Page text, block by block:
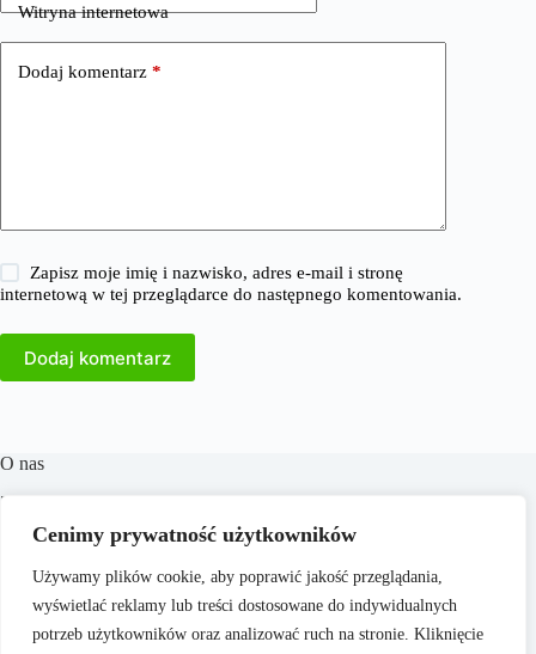
Cenimy prywatność użytkowników
Używamy plików cookie, aby poprawić jakość przeglądania,
wyświetlać reklamy lub treści dostosowane do indywidualnych
potrzeb użytkowników oraz analizować ruch na stronie. Kliknięcie
Witryna internetowa
Dodaj komentarz *
Zapisz moje imię i nazwisko, adres e-mail i stronę
internetową w tej przeglądarce do następnego komentowania.
Dodaj komentarz
O nas
​38Milionow.pl to portal internetowy oferujący aktualne
informacje i analizy z dziedzin takich jak biznes, finanse,
praca, technologia, marketing i prawo. Naszym celem jest
dostarczanie rzetelnych treści, które wspierają czytelników w
podejmowaniu świadomych decyzji oraz inspirują do
działania. Dbamy o to, aby nasze artykuły były zrozumiałe i
dostępne dla każdego, niezależnie od poziomu wiedzy.